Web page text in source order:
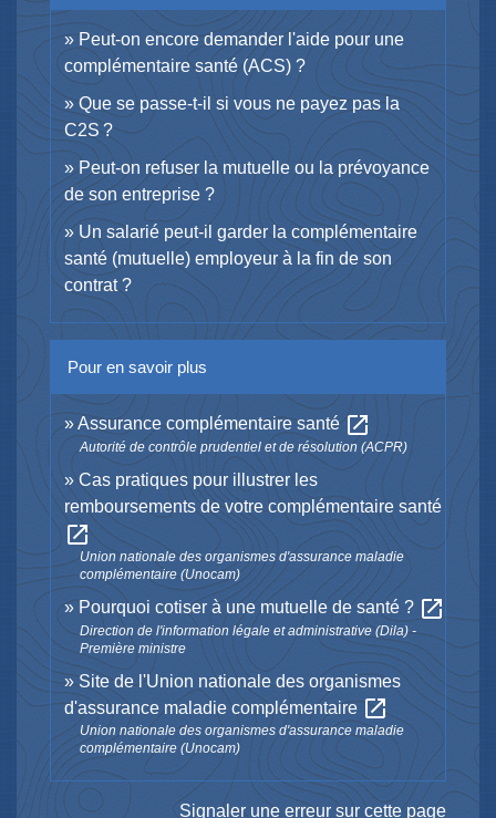
Peut-on encore demander l'aide pour une
complémentaire santé (ACS) ?
Que se passe-t-il si vous ne payez pas la
C2S ?
Peut-on refuser la mutuelle ou la prévoyance
de son entreprise ?
Un salarié peut-il garder la complémentaire
santé (mutuelle) employeur à la fin de son
contrat ?
Pour en savoir plus
Assurance complémentaire santéopen_in_new
Autorité de contrôle prudentiel et de résolution (ACPR)
Cas pratiques pour illustrer les
remboursements de votre complémentaire santé
open_in_new
Union nationale des organismes d'assurance maladie
complémentaire (Unocam)
Pourquoi cotiser à une mutuelle de santé ? open_in_new
Direction de l'information légale et administrative (Dila) -
Première ministre
Site de l'Union nationale des organismes
d'assurance maladie complémentaireopen_in_new
Union nationale des organismes d'assurance maladie
complémentaire (Unocam)
Signaler une erreur sur cette page